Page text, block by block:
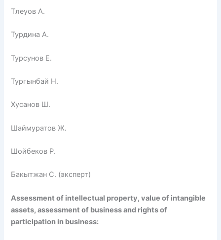
Тлеуов А.
Турдина А.
Турсунов Е.
Тургынбай Н.
Хусанов Ш.
Шаймуратов Ж.
Шойбеков Р.
Бакытжан С. (эксперт)
Assessment of intellectual property, value of intangible
assets, assessment of business and rights of
participation in business: